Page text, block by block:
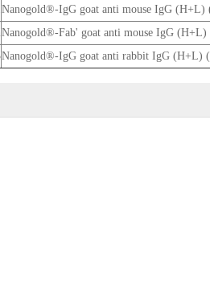
Nanogold®-IgG goat anti mouse IgG
Nanogold®-Fab' goat anti mouse IgG
Nanogold®-IgG goat anti rabbit IgG (H+L)